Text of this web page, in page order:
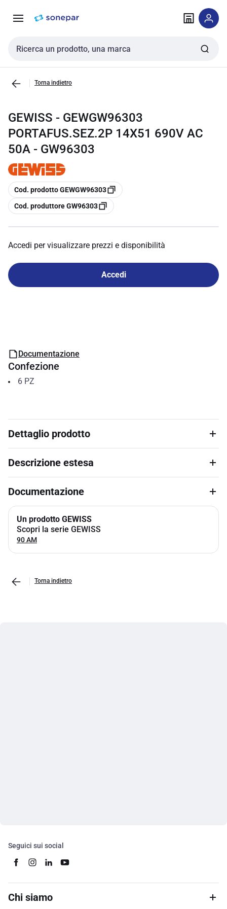
navigazione alla
Cerca input
Torna indietro
GEWISS - GEWGW96303
PORTAFUS.SEZ.2P 14X51 690V AC
50A - GW96303
copia
Cod. prodotto GEWGW96303
copia
Cod. produttore GW96303
Accedi per visualizzare prezzi e disponibilità
Accedi
Documentazione
Confezione
6 PZ
Dettaglio prodotto
Descrizione estesa
Documentazione
Un prodotto GEWISS
Scopri la serie GEWISS
90 AM
Torna indietro
Seguici sui social
Chi siamo